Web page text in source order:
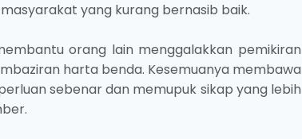
yang kurang bernasib baik.
orang lain menggalakkan pemikiran
harta benda. Kesemuanya membawa
sebenar dan memupuk sikap yang lebih